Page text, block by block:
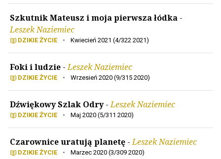
Szkutnik Mateusz i moja pierwsza łódka -
Leszek Naziemiec
DZIKIE ŻYCIE • Kwiecień 2021 (4/322 2021)
Foki i ludzie -Leszek Naziemiec
DZIKIE ŻYCIE • Wrzesień 2020 (9/315 2020)
Dźwiękowy Szlak Odry-Leszek Naziemiec
DZIKIE ŻYCIE • Maj 2020 (5/311 2020)
Czarownice uratują planetę -Leszek Naziemiec
DZIKIE ŻYCIE • Marzec 2020 (3/309 2020)